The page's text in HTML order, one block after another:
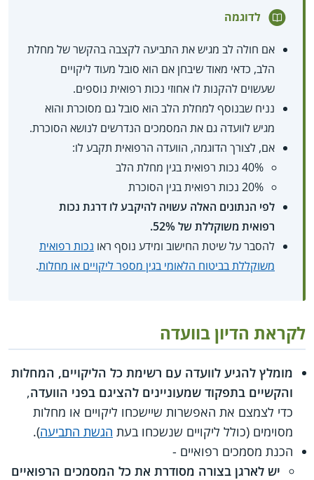
לדוגמה
אם חולה לב מגיש את התביעה לקצבה בהקשר של מחלת
הלב, כדאי מאוד שיבחן אם הוא סובל מעוד ליקויים
שעשוים להקנות לו אחוזי נכות רפואית נוספים.
נניח שבנוסף למחלת הלב הוא סובל גם מסוכרת והוא
מגיש לוועדה גם את המסמכים הנדרשים לנושא הסוכרת.
אם, לצורך הדוגמה, הוועדה הרפואית תקבע לו:
40% נכות רפואית בגין מחלת הלב
20% נכות רפואית בגין הסוכרת
לפי הנתונים האלה עשויה להיקבע לו דרגת נכות
רפואית משוקללת של 52%.
להסבר על שיטת החישוב ומידע נוסף ראו נכות רפואית
משוקללת בביטוח הלאומי בגין מספר ליקויים או מחלות.
לקראת הדיון בוועדה
מומלץ להגיע לוועדה עם רשימת כל הליקויים, המחלות
והקשיים בתפקוד שמעוניינים להציגם בפני הוועדה,
כדי לצמצם את האפשרות שיישכחו ליקויים או מחלות
מסוימים (כולל ליקויים שנשכחו בעת הגשת התביעה).
הכנת מסמכים רפואיים -
יש לארגן בצורה מסודרת את כל המסמכים הרפואיים